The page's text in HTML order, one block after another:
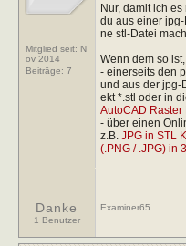
Mitglied seit: N
ov 2014
Beiträge: 7
Nur, damit ich
du aus einer
ne stl-Datei
Wenn dem so
- einerseits den
und aus der jpg-
ekt *.stl oder in
AutoCAD Raster
- über einen
z.B. JPG in STL
(.PNG / .JPG) in
Danke
1 Benutzer
Examiner65